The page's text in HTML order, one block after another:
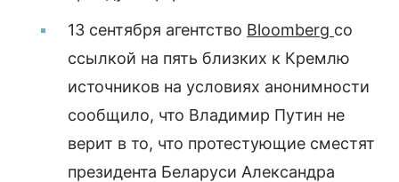
13 сентября агентство Bloomberg со
ссылкой на пять близких к Кремлю
источников на условиях анонимности
сообщило, что Владимир Путин не
верит в то, что протестующие сместят
президента Беларуси Александра